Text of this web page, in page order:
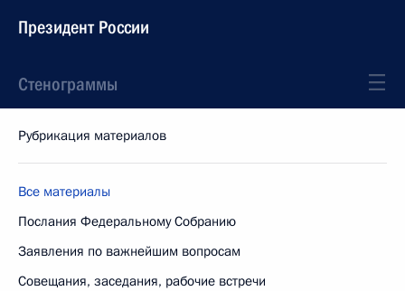
Президент России
Стенограммы
Рубрикация материалов
Все материалы
Послания Федеральному Собранию
Заявления по важнейшим вопросам
Совещания, заседания, рабочие встречи